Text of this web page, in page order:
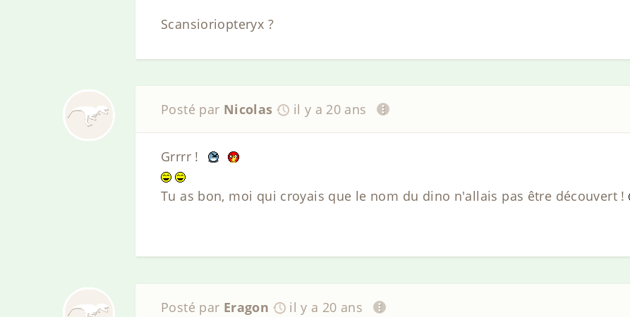
Scansioriopteryx ?
Posté par Nicolas il y a 20 ans
Grrrr !
Tu as bon, moi qui croyais que le nom du dino n'allais pas être découvert !
Posté par Eragon il y a 20 ans